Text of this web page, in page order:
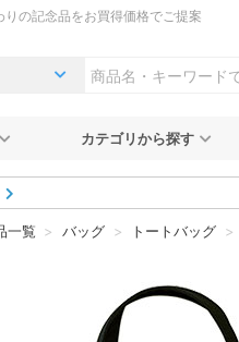
の記念品をお買得価格でご提案
カテゴリから探す
一覧 バッグ トートバッグ